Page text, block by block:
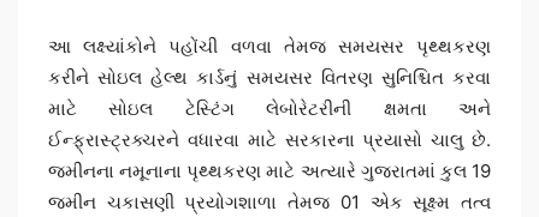
આ લક્ષ્યાંકોને પહોંચી વળવા તેમજ સમયસર પૃથ્થકરણ
કરીને સોઇલ હેલ્થ કાર્ડનું સમયસર વિતરણ સુનિશ્ચિત કરવા
માટે સોઇલ ટેસ્ટિંગ લેબોરેટરીની ક્ષમતા અને
ઈન્ફ્રાસ્ટ્રક્ચરને વધારવા માટે સરકારના પ્રયાસો ચાલુ છે.
જમીનના નમૂનાના પૃથ્થકરણ માટે અત્યારે ગુજરાતમાં કુલ 19
જમીન ચકાસણી પ્રયોગશાળા તેમજ 01 એક સૂક્ષ્મ તત્વ